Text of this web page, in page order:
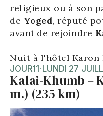
religieux ou à son
de Yoged, réputé
avant de rejoindre
Nuit à l'hôtel Karon
JOUR11 · LUNDI 27
Kalai-Khumb –
m.) (235 km)